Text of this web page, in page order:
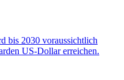
bis 2030 voraussichtlich
US-Dollar erreichen.